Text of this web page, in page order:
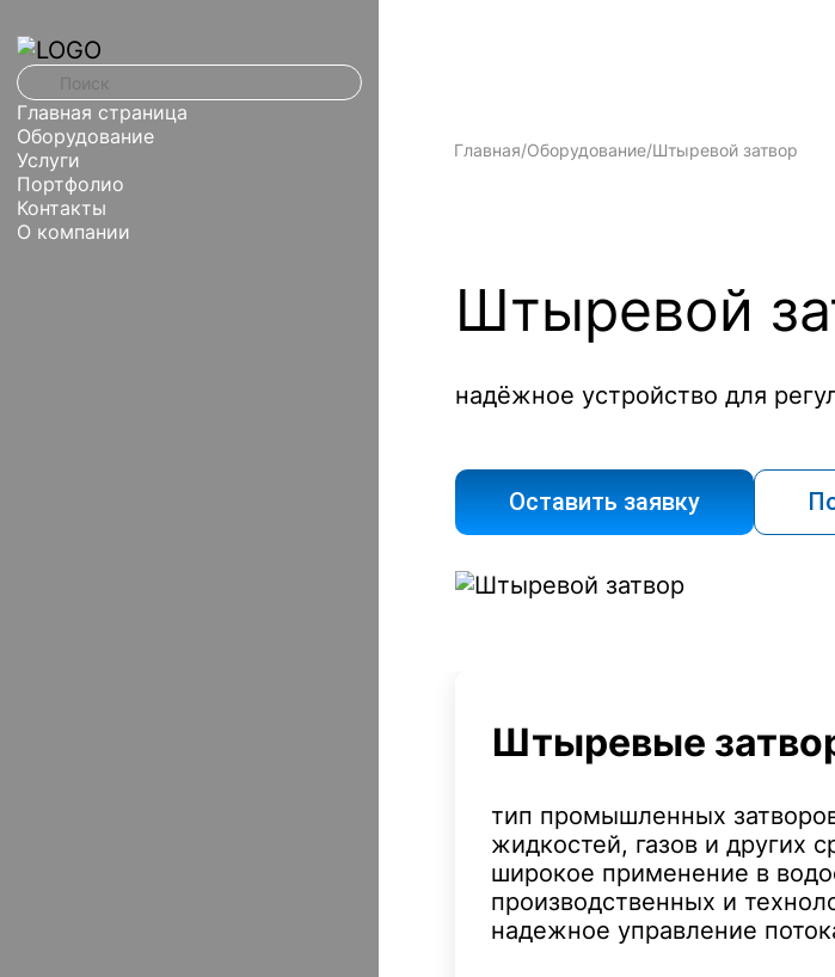
Главная страница
Оборудование
Услуги
Портфолио
Контакты
О компании
Главная/Оборудование/Штыревой затвор
Штыревой
надёжное устройство для
Оставить заявку
Штыревые
тип промышленных
жидкостей, газов и других
широкое применение в
производственных и
надежное управление